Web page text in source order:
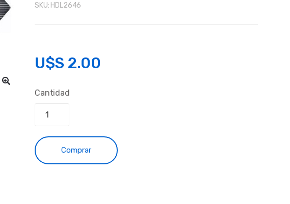
SKU: HDL2646
U$S 2.00
Cantidad
Comprar